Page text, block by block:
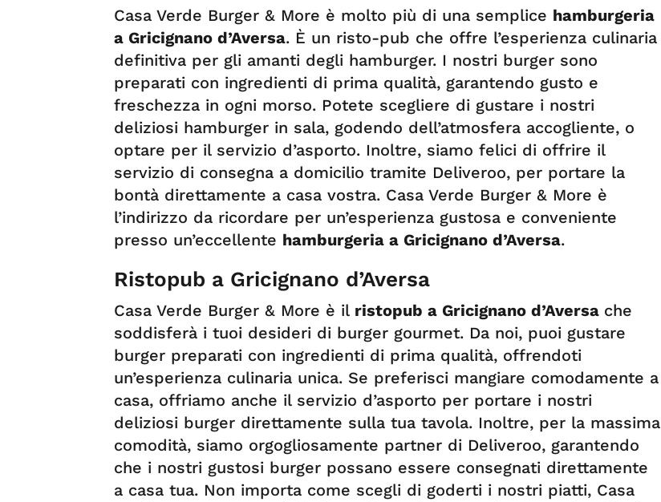
Casa Verde Burger & More è molto più di una semplice hamburgeria
a Gricignano d’Aversa. È un risto-pub che offre l’esperienza culinaria
definitiva per gli amanti degli hamburger. I nostri burger sono
preparati con ingredienti di prima qualità, garantendo gusto e
freschezza in ogni morso. Potete scegliere di gustare i nostri
deliziosi hamburger in sala, godendo dell’atmosfera accogliente, o
optare per il servizio d’asporto. Inoltre, siamo felici di offrire il
servizio di consegna a domicilio tramite Deliveroo, per portare la
bontà direttamente a casa vostra. Casa Verde Burger & More è
l’indirizzo da ricordare per un’esperienza gustosa e conveniente
presso un’eccellente hamburgeria a Gricignano d’Aversa.
Ristopub a Gricignano d’Aversa
Casa Verde Burger & More è il ristopub a Gricignano d’Aversa che
soddisferà i tuoi desideri di burger gourmet. Da noi, puoi gustare
burger preparati con ingredienti di prima qualità, offrendoti
un’esperienza culinaria unica. Se preferisci mangiare comodamente a
casa, offriamo anche il servizio d’asporto per portare i nostri
deliziosi burger direttamente sulla tua tavola. Inoltre, per la massima
comodità, siamo orgogliosamente partner di Deliveroo, garantendo
che i nostri gustosi burger possano essere consegnati direttamente
a casa tua. Non importa come scegli di goderti i nostri piatti, Casa